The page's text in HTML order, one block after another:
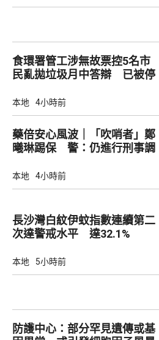
食環署管工涉無故票控5名市
民亂拋垃圾月中答辯 已被停
本地 4小時前
藥倍安心風波｜「吹哨者」鄭
曦琳踢保 警：仍進行刑事調
本地 4小時前
長沙灣白紋伊蚊指數連續第二
次達警戒水平 達32.1%
本地 5小時前
防護中心：部分罕見遺傳或基